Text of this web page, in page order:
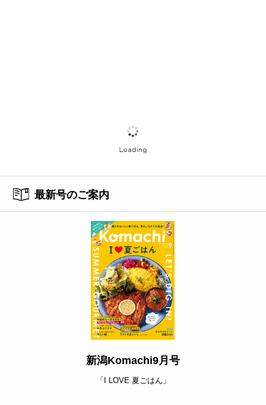
最新号のご案内
新潟Komachi9月号
「I LOVE 夏ごはん」